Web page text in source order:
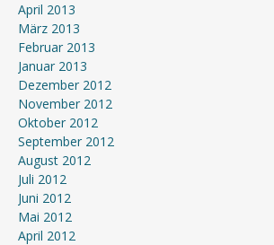
April 2013
März 2013
Februar 2013
Januar 2013
Dezember 2012
November 2012
Oktober 2012
September 2012
August 2012
Juli 2012
Juni 2012
Mai 2012
April 2012